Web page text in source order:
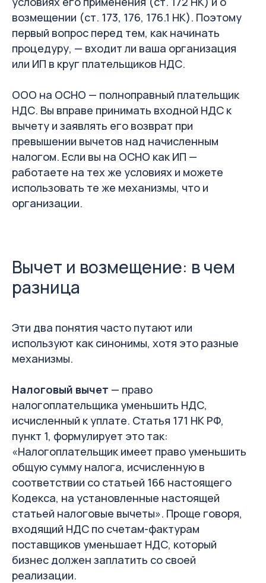
возмещении (ст. 173, 176, 176.1 НК). Поэтому
первый вопрос перед тем, как начинать
процедуру, — входит ли ваша организация
или ИП в круг плательщиков НДС.
ООО на ОСНО — полноправный плательщик
НДС. Вы вправе принимать входной НДС к
вычету и заявлять его возврат при
превышении вычетов над начисленным
налогом. Если вы на ОСНО как ИП —
работаете на тех же условиях и можете
использовать те же механизмы, что и
организации.
Вычет и возмещение: в чем
разница
Эти два понятия часто путают или
используют как синонимы, хотя это разные
механизмы.
Налоговый вычет — право
налогоплательщика уменьшить НДС,
исчисленный к уплате. Статья 171 НК РФ,
пункт 1, формулирует это так:
«Налогоплательщик имеет право уменьшить
общую сумму налога, исчисленную в
соответствии со статьей 166 настоящего
Кодекса, на установленные настоящей
статьей налоговые вычеты». Проще говоря,
входящий НДС по счетам-фактурам
поставщиков уменьшает НДС, который
бизнес должен заплатить со своей
реализации.